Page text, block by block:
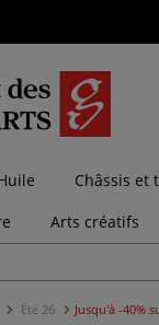
Châssis et
Arts créatifs
Été 26 Jusqu'à -40%